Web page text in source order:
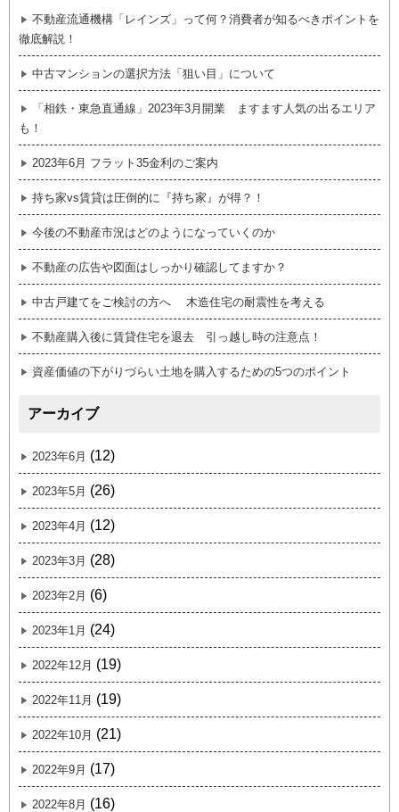
不動産流通機構「レインズ」って何？消費者が知るべきポイントを
徹底解説！
中古マンションの選択方法「狙い目」について
「相鉄・東急直通線」2023年3月開業 ますます人気の出るエリア
も！
2023年6月 フラット35金利のご案内
持ち家vs賃貸は圧倒的に『持ち家』が得？！
今後の不動産市況はどのようになっていくのか
不動産の広告や図面はしっかり確認してますか？
中古戸建てをご検討の方へ 木造住宅の耐震性を考える
不動産購入後に賃貸住宅を退去 引っ越し時の注意点！
資産価値の下がりづらい土地を購入するための5つのポイント
アーカイブ
2023年6月 (12)
2023年5月 (26)
2023年4月 (12)
2023年3月 (28)
2023年2月 (6)
2023年1月 (24)
2022年12月 (19)
2022年11月 (19)
2022年10月 (21)
2022年9月 (17)
2022年8月 (16)